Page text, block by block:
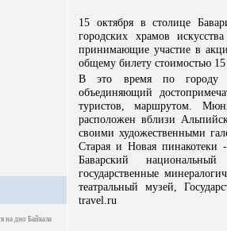
на дно Байкала
15 октября в столице
городских храмов
принимающие участие в
общему билету стоимостью
В это время по городу
объединяющий
туристов, маршрутом.
расположен вблизи
своими художественными
Старая и Новая
Баварский
государственные
театральный музей,
travel.ru